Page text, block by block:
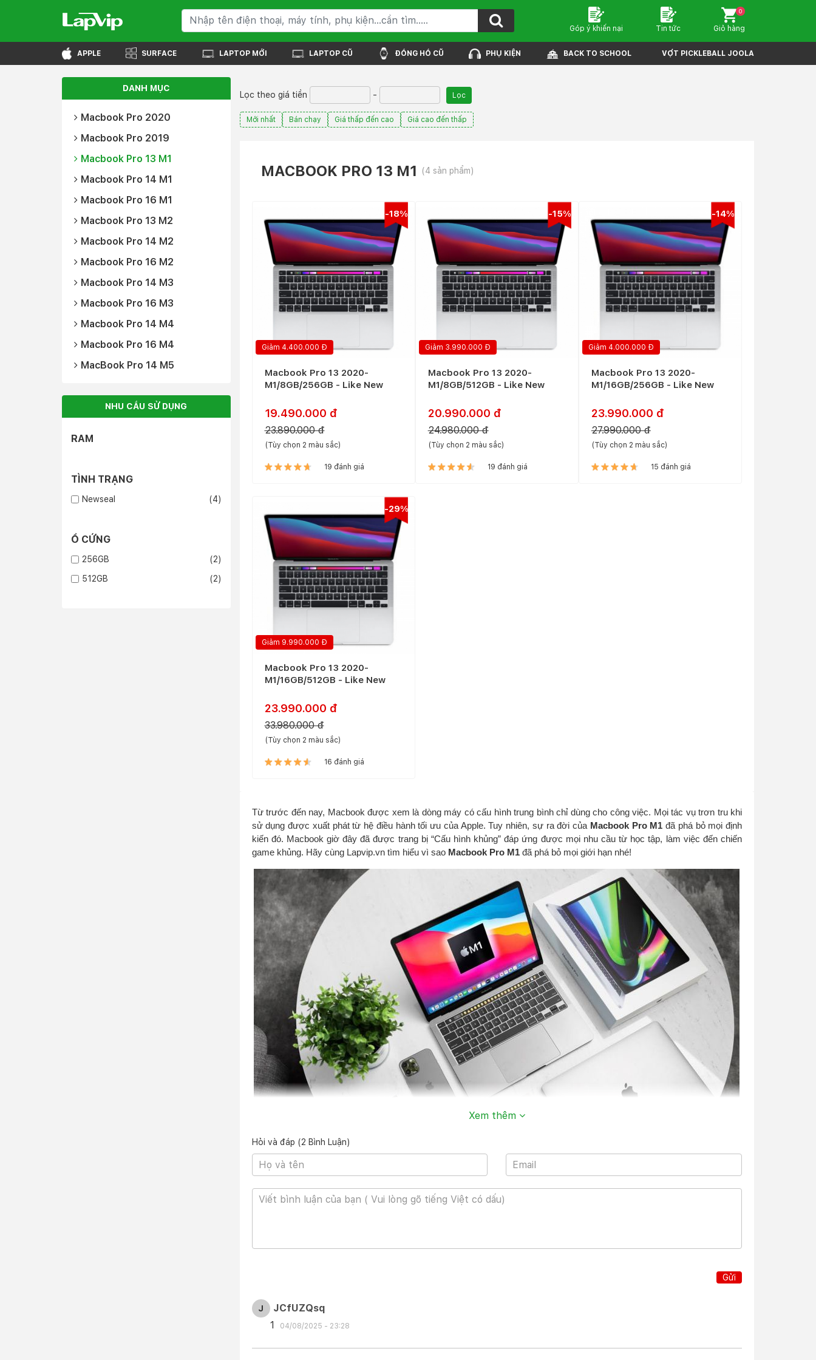
Góp ý khiến nại Tin tức Giỏ hàng
0
APPLE SURFACE LAPTOP MỚI LAPTOP CŨ ĐỒNG HỒ CŨ PHỤ KIỆN BACK TO SCHOOL VỢT PICKLEBALL JOOLA
DANH MỤC
Macbook Pro 2020
Macbook Pro 2019
Macbook Pro 13 M1
Macbook Pro 14 M1
Macbook Pro 16 M1
Macbook Pro 13 M2
Macbook Pro 14 M2
Macbook Pro 16 M2
Macbook Pro 14 M3
Macbook Pro 16 M3
Macbook Pro 14 M4
Macbook Pro 16 M4
MacBook Pro 14 M5
NHU CẦU SỬ DỤNG
RAM
TÌNH TRẠNG
Newseal (4)
Ổ CỨNG
256GB
(2)
512GB
(2)
Lọc theo giá tiền - Lọc
Mới nhất Bán chạy Giá thấp đến cao Giá cao đến thấp
MACBOOK PRO 13 M1 (4 sản phẩm)
Giảm 4.400.000 Đ
-18%
Macbook Pro 13 2020-
M1/8GB/256GB - Like New
19.490.000 đ
23.890.000 đ
(Tùy chọn 2 màu sắc)
19 đánh giá
Giảm 3.990.000 Đ
-15%
Macbook Pro 13 2020-
M1/8GB/512GB - Like New
20.990.000 đ
24.980.000 đ
(Tùy chọn 2 màu sắc)
19 đánh giá
Giảm 4.000.000 Đ
-14%
Macbook Pro 13 2020-
M1/16GB/256GB - Like New
23.990.000 đ
27.990.000 đ
(Tùy chọn 2 màu sắc)
15 đánh giá
Giảm 9.990.000 Đ
-29%
Macbook Pro 13 2020-
M1/16GB/512GB - Like New
23.990.000 đ
33.980.000 đ
(Tùy chọn 2 màu sắc)
16 đánh giá
Từ trước đến nay, Macbook được xem là dòng máy có cấu hình trung bình chỉ dùng cho công việc. Mọi tác vụ trơn tru khi
sử dụng được xuất phát từ hệ điều hành tối ưu của Apple. Tuy nhiên, sự ra đời của Macbook Pro M1 đã phá bỏ mọi định
kiến đó. Macbook giờ đây đã được trang bị “Cấu hình khủng” đáp ứng được mọi nhu cầu từ học tập, làm việc đến chiến
game khủng. Hãy cùng Lapvip.vn tìm hiểu vì saoMacbook Pro M1đã phá bỏ mọi giới hạn nhé!
Điểm Mạnh
Khởi Động Ngay Lập Tức
Xem thêm
Hỏi và đáp (2 Bình Luận)
Gửi
J
JCfUZQsq
1
04/08/2025 - 23:28